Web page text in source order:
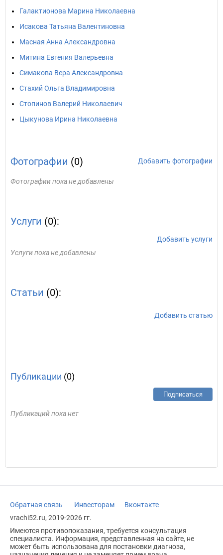
Галактионова Марина Николаевна
Исакова Татьяна Валентиновна
Масная Анна Александровна
Митина Евгения Валерьевна
Симакова Вера Александровна
Стахий Ольга Владимировна
Стопинов Валерий Николаевич
Цыкунова Ирина Николаевна
Фотографии (0) Добавить фотографии
Фотографии пока не добавлены
Услуги (0):
Добавить услуги
Услуги пока не добавлены
Статьи (0):
Добавить статью
Публикации (0)
Подписаться
Публикаций пока нет
Обратная связь Инвесторам
Вконтакте
vrachi52.ru, 2019-2026 гг.
Имеются противопоказания, требуется консультация
специалиста. Информация, представленная на сайте, не
может быть использована для постановки диагноза,